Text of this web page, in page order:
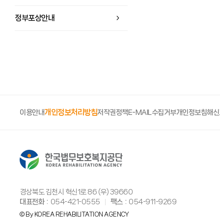
정부포상안내
이용안내개인정보처리방침저작권정책E-MAIL수집거부개인정보침해
경상북도 김천시 혁신1로 86 (우) 39660
대표전화
054-421-0555 팩스 054-911-9269
© By KOREA REHABILITATION AGENCY